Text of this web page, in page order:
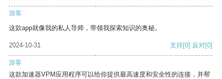
游客
这款app就像我的私人导师，带领我探索知识的奥秘。
2024-10-31 支持[0] 反对[0]
游客
这款加速器VPM应用程序可以给你提供最高速度和安全性的连接，并帮